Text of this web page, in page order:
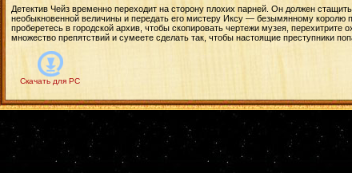
Детектив Чейз временно переходит на сторону плохих парней. Он должен
необыкновенной величины и передать его мистеру Иксу — безымянному королю
проберетесь в городской архив, чтобы скопировать чертежи музея, перехитрите
множество препятствий и сумеете сделать так, чтобы настоящие преступники
Скачать для PC